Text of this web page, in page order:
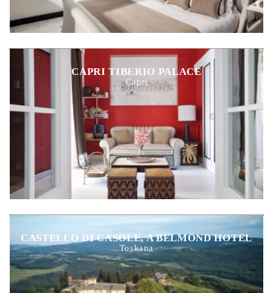
CAPRI TIBERIO PALACE
Capri
CASTELLO DI CASOLE, A BELMOND HOTEL
Toskana